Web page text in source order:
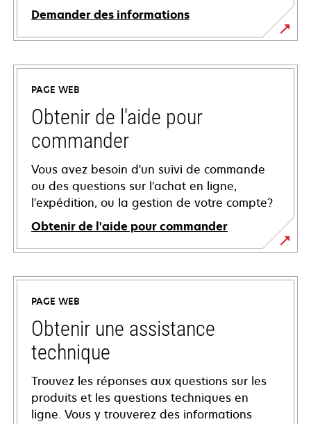
Demander des informations
PAGE WEB
Obtenir de l'aide pour
commander
Vous avez besoin d'un suivi de commande
ou des questions sur l'achat en ligne,
l'expédition, ou la gestion de votre compte?
Obtenir de l'aide pour commander
PAGE WEB
Obtenir une assistance
technique
Trouvez les réponses aux questions sur les
produits et les questions techniques en
ligne. Vous y trouverez des informations